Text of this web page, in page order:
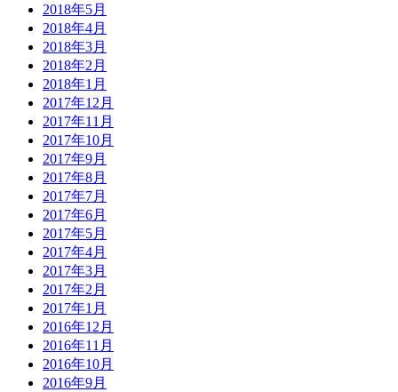
2018年5月
2018年4月
2018年3月
2018年2月
2018年1月
2017年12月
2017年11月
2017年10月
2017年9月
2017年8月
2017年7月
2017年6月
2017年5月
2017年4月
2017年3月
2017年2月
2017年1月
2016年12月
2016年11月
2016年10月
2016年9月